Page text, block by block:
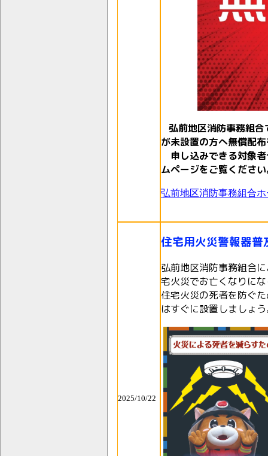
弘前地区消防事務組
が未設置の方へ無償配
申し込みできる対象
ムページをご覧くださ
弘前地区消防事務組合
2025/10/22
住宅用火災警報器
弘前地区消防事務組合
宅火災でお亡くなりに
住宅火災の死者を防ぐ
はすぐに設置しましょ